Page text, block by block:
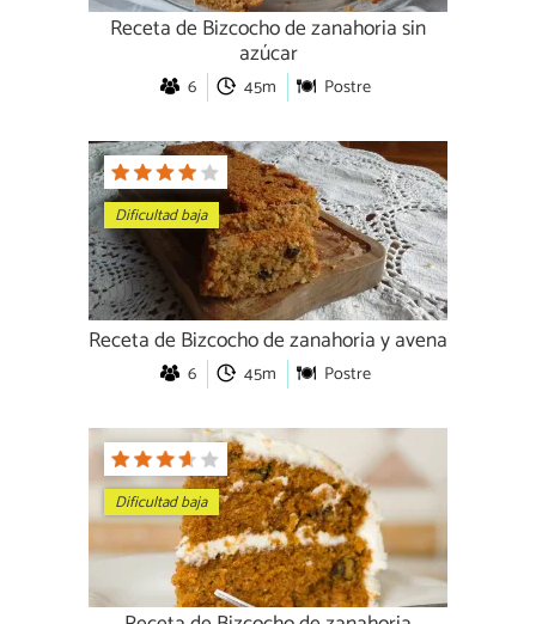
Receta de Bizcocho de zanahoria sin
azúcar
6 45m Postre
Dificultad baja
Receta de Bizcocho de zanahoria y avena
6 45m Postre
Dificultad baja